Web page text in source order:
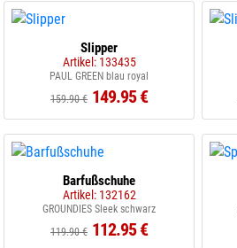
Slipper
Artikel: 133435
PAUL GREEN blau royal
159.90 € 149.95 €
Barfußschuhe
Artikel: 132162
GROUNDIES Sleek schwarz
119.90 € 112.95 €